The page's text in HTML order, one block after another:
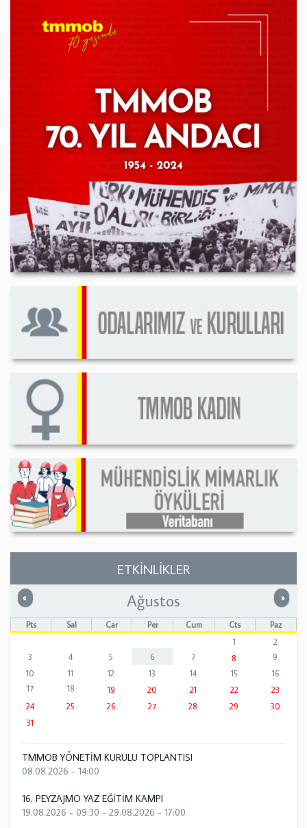
ETKİNLİKLER
« Önceki »
Ağustos
Pts Sal Çar Per Cum Cts
Paz
1
2
3
4 5 6 7 8
9
10
11 12 13 14 15
16
17
18 19 20 21 22
23
24
25 26 27 28 29
30
31
TMMOB YÖNETİM KURULU TOPLANTISI
08.08.2026 - 14:00
16. PEYZAJMO YAZ EĞİTİM KAMPI
19.08.2026 - 09:30 - 29.08.2026 - 17:00